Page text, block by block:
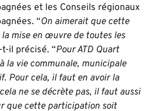
et les Conseils régionaux
“On aimerait que cette
mise en œuvre de toutes les
t-il précisé. “Pour ATD Quart
la vie communale, municipale
Pour cela, il faut en avoir la
ne se décrète pas, il faut aussi
que cette participation soit